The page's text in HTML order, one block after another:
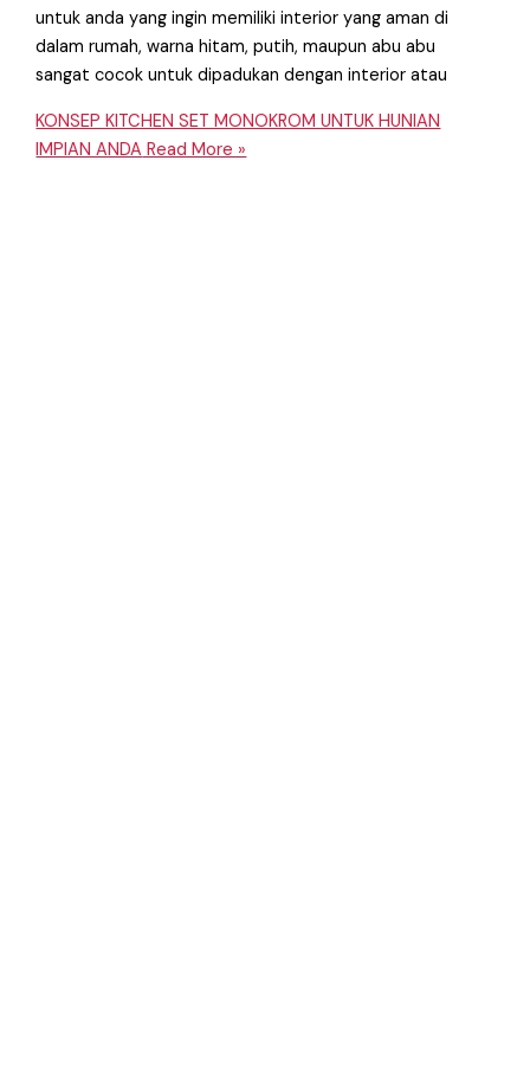
untuk anda yang ingin memiliki interior yang aman di
dalam rumah, warna hitam, putih, maupun abu abu
sangat cocok untuk dipadukan dengan interior atau
KONSEP KITCHEN SET MONOKROM UNTUK HUNIAN
IMPIAN ANDA Read More »